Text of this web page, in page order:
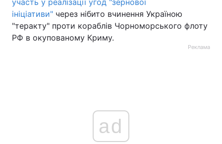
участь у реалізації угод "зернової
ініціативи" через нібито вчинення Україною
"теракту" проти кораблів Чорноморського флоту
РФ в окупованому Криму.
Реклама
ad